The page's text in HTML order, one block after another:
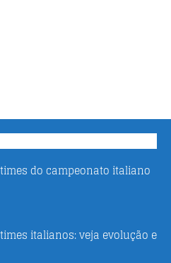
do campeonato italiano
italianos: veja evolução e